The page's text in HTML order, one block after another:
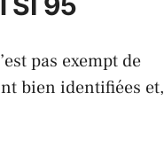
pas exempt de
bien identifiées et,